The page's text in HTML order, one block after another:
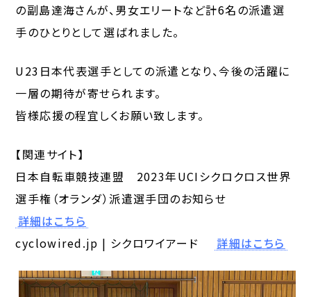
の副島達海さんが、男女エリートなど計6名の派遣選
手のひとりとして選ばれました。
U23日本代表選手としての派遣となり、今後の活躍に
一層の期待が寄せられます。
皆様応援の程宜しくお願い致します。
【関連サイト】
日本自転車競技連盟 2023年UCIシクロクロス世界
選手権（オランダ）派遣選手団のお知らせ
詳細はこちら
cyclowired.jp | シクロワイアード
詳細はこちら